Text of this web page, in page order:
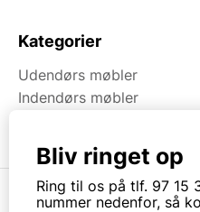
Kategorier
Udendørs møbler
Indendørs møbler
Bliv ringet op
Ring til os på tlf. 97 15
nummer nedenfor, så